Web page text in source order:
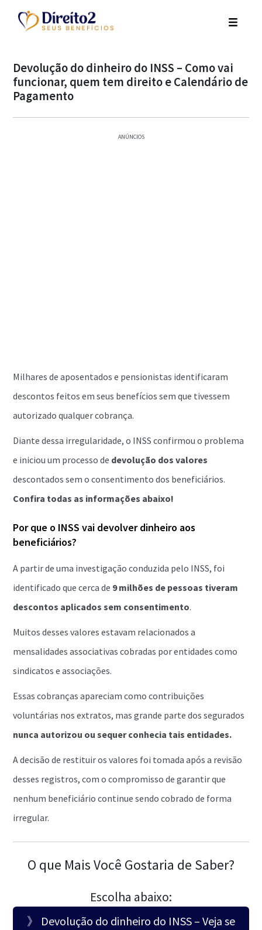
Devolução do dinheiro do INSS – Como vai
funcionar, quem tem direito e Calendário de
Pagamento
ANÚNCIOS
Milhares de aposentados e pensionistas identificaram
descontos feitos em seus benefícios sem que tivessem
autorizado qualquer cobrança.
Diante dessa irregularidade, o INSS confirmou o problema
e iniciou um processo de devolução dos valores
descontados sem o consentimento dos beneficiários.
Confira todas as informações abaixo!
Por que o INSS vai devolver dinheiro aos
beneficiários?
A partir de uma investigação conduzida pelo INSS, foi
identificado que cerca de 9 milhões de pessoas tiveram
descontos aplicados sem consentimento.
Muitos desses valores estavam relacionados a
mensalidades associativas cobradas por entidades como
sindicatos e associações.
Essas cobranças apareciam como contribuições
voluntárias nos extratos, mas grande parte dos segurados
nunca autorizou ou sequer conhecia tais entidades.
A decisão de restituir os valores foi tomada após a revisão
desses registros, com o compromisso de garantir que
nenhum beneficiário continue sendo cobrado de forma
irregular.
O que Mais Você Gostaria de Saber?
Escolha abaixo:
》 Devolução do dinheiro do INSS – Veja se